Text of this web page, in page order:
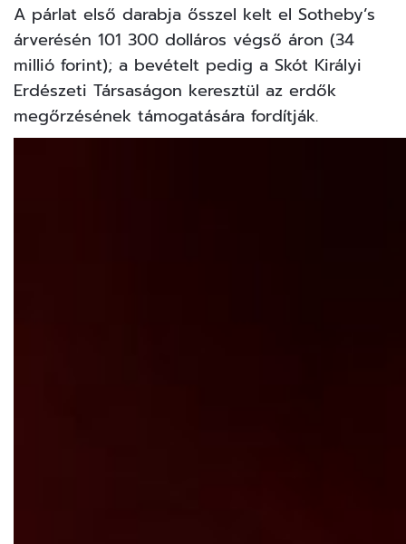
A párlat első darabja ősszel kelt el Sotheby’s
árverésén 101 300 dolláros végső áron (34
millió forint); a bevételt pedig a Skót Királyi
Erdészeti Társaságon keresztül az erdők
megőrzésének támogatására fordítják.